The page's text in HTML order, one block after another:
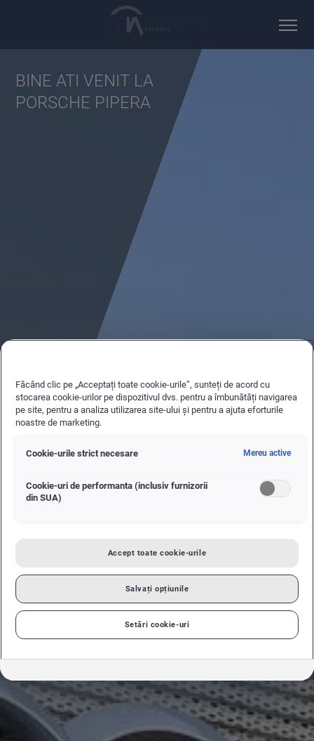
BINE ATI VENIT LA
PORSCHE PIPERA
Făcând clic pe „Acceptați toate cookie-urile”, sunteți de acord cu
stocarea cookie-urilor pe dispozitivul dvs. pentru a îmbunătăți navigarea
pe site, pentru a analiza utilizarea site-ului și pentru a ajuta eforturile
noastre de marketing.
Cookie-urile strict necesare Mereu active
Cookie-uri de performanta (inclusiv furnizorii
din SUA)
Accept toate cookie-urile
Salvați opțiunile
Setări cookie-uri